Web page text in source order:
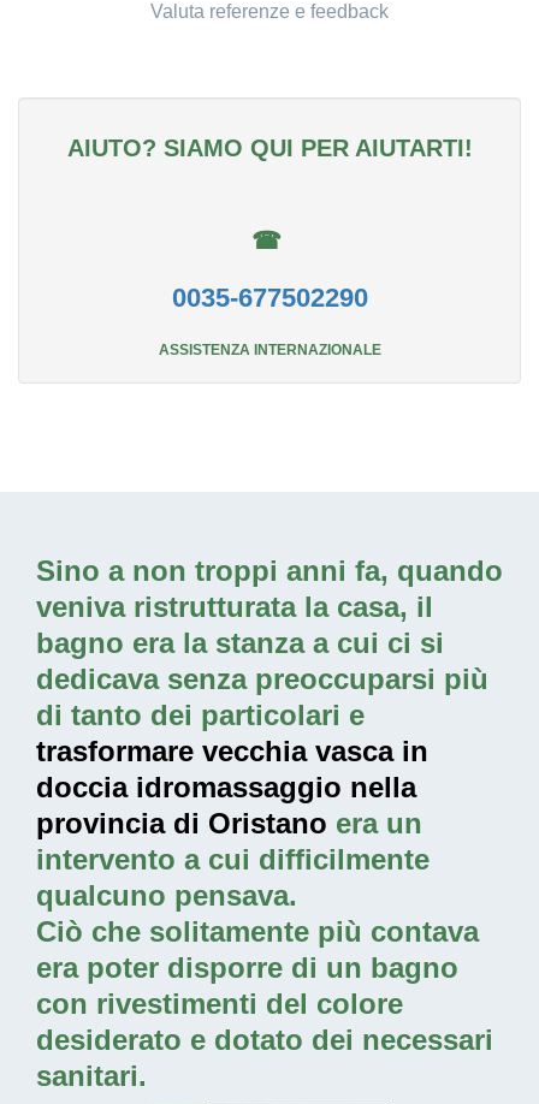
Valuta referenze e feedback
AIUTO? SIAMO QUI PER AIUTARTI!
☎
0035-677502290
ASSISTENZA INTERNAZIONALE
Sino a non troppi anni fa, quando
veniva ristrutturata la casa, il
bagno era la stanza a cui ci si
dedicava senza preoccuparsi più
di tanto dei particolari e
trasformare vecchia vasca in
doccia idromassaggio nella
provincia di Oristano era un
intervento a cui difficilmente
qualcuno pensava.
Ciò che solitamente più contava
era poter disporre di un bagno
con rivestimenti del colore
desiderato e dotato dei necessari
sanitari.